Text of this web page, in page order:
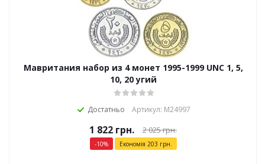
Мавритания набор из 4 монет 1995-1999 UNC 1, 5,
10, 20 угий
Достатньо Артикул: М24997
1 822 грн. 2 025грн.
-10% Економія 203 грн.